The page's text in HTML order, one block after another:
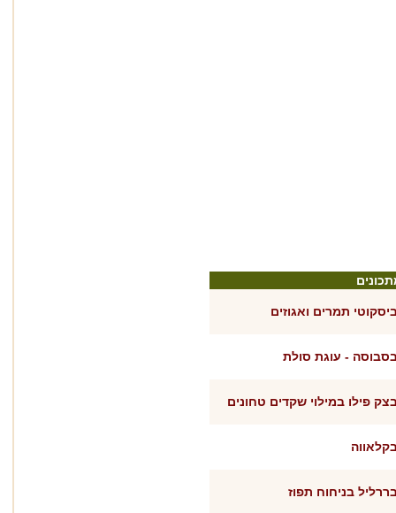
תמרים ואגוזים
- עוגת סולת
פילו במילוי שקדים טחונים
בניחוח תפוז